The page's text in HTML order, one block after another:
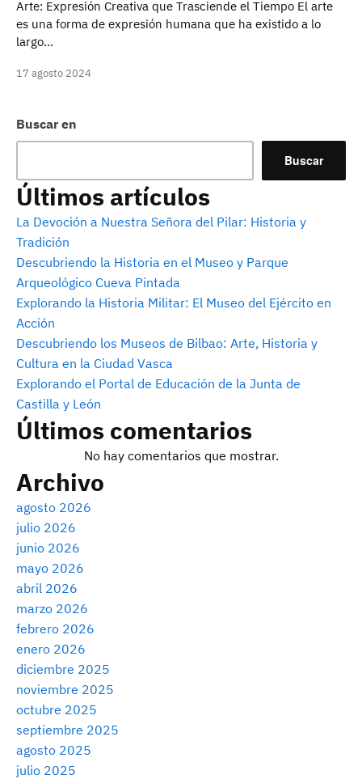
Buscar en
Buscar
Últimos artículos
La Devoción a Nuestra Señora del Pilar: Historia y
Tradición
Descubriendo la Historia en el Museo y Parque
Arqueológico Cueva Pintada
Explorando la Historia Militar: El Museo del Ejército en
Acción
Descubriendo los Museos de Bilbao: Arte, Historia y
Cultura en la Ciudad Vasca
Explorando el Portal de Educación de la Junta de
Castilla y León
Últimos comentarios
No hay comentarios que mostrar.
Archivo
agosto 2026
julio 2026
junio 2026
mayo 2026
abril 2026
marzo 2026
febrero 2026
enero 2026
diciembre 2025
noviembre 2025
octubre 2025
septiembre 2025
agosto 2025
julio 2025
Arte: Expresión Creativa que Trasciende el Tiempo El arte
es una forma de expresión humana que ha existido a lo
largo…
17 agosto 2024